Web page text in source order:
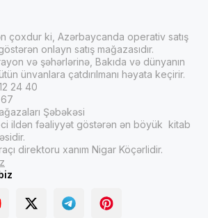
üçün yazılmışdır.
dilində uşaq ədəbiyyatı bölməsindən siz
Holmes-Gümüş Şimşek
Çocuk kalbi ,
Müthiş Korku Hikayeleri,Büyük
Diş,Huckleberry Finn'in Maceraları,
Günlüğü 16 - Tam İsabet!
sifariş edərək əldə edə bilərsiniz.
Azərbaycanın hər yerinə, Dünyanın
və sürətli çatdırılma
bilərsiniz.
çoxdur ki, Azərbaycanda operativ satış
onlayn satış mağazasıdır.
və şəhərlərinə, Bakıda və dünyanın
ünvanlara çatdırılmanı həyata keçirir.
24 40
Şəbəkəsi
ildən fəaliyyət göstərən ən böyük kitab
direktoru xanım Nigar Köçərlidir.